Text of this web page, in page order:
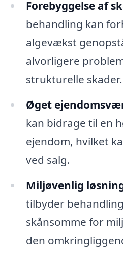
Forebyggelse af
behandling kan
algevækst
alvorligere
strukturelle skader.
Øget
kan bidrage til en
ejendom, hvilket
ved salg.
Miljøvenlig
tilbyder
skånsomme for
den